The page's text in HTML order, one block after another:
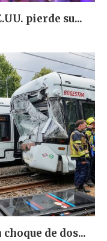
pierde su...
de dos...